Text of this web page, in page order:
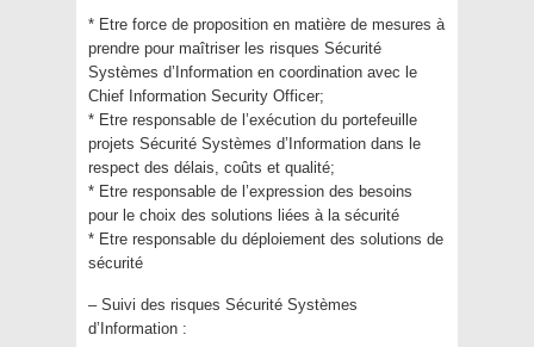
* Etre force de proposition en matière de mesures à
prendre pour maîtriser les risques Sécurité
Systèmes d’Information en coordination avec le
Chief Information Security Officer;
* Etre responsable de l’exécution du portefeuille
projets Sécurité Systèmes d’Information dans le
respect des délais, coûts et qualité;
* Etre responsable de l’expression des besoins
pour le choix des solutions liées à la sécurité
* Etre responsable du déploiement des solutions de
sécurité
– Suivi des risques Sécurité Systèmes
d’Information :